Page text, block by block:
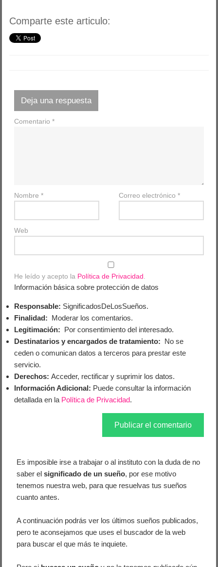
Comparte este articulo:
Deja una respuesta
Comentario*
Nombre* Correo electrónico *
Web
He leído y acepto la Política de Privacidad
Información básica sobre protección de datos
Responsable: SignificadosDeLosSueños.
Finalidad: Moderar los comentarios.
Legitimación: Por consentimiento del interesado.
Destinatarios y encargados de tratamiento: No se
ceden o comunican datos a terceros para prestar este
servicio.
Derechos: Acceder, rectificar y suprimir los datos.
Información Adicional: Puede consultar la información
detallada en la Política de Privacidad.
Es imposible irse a trabajar o al instituto con la duda de no
saber elsignificado de un sueño, por ese motivo
tenemos nuestra web, para que resuelvas tus sueños
cuanto antes.
A continuación podrás ver los últimos sueños publicados,
pero te aconsejamos que uses el buscador de la web
para buscar el que más te inquiete.